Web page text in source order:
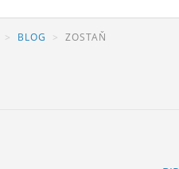
BLOG ZOSTAŇ